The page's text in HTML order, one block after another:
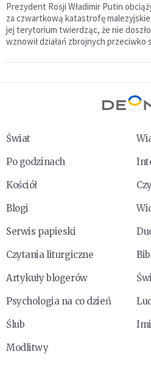
Prezydent Rosji Władimir Putin
za czwartkową katastrofę
jej terytorium twierdząc, że nie
wznowił działań zbrojnych przeciwko
Świat
Po godzinach
Kościół
Blogi
Serwis papieski
Czytania liturgiczne
Artykuły blogerów
Psychologia na co dzień
Ślub
Modlitwy